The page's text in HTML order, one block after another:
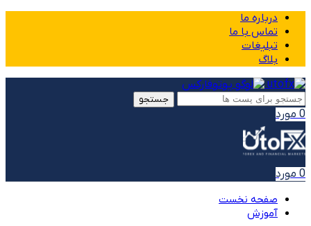
درباره ما
تماس با ما
تبلیغات
بلاگ
جستجو
0 مورد
0 مورد
صفحه نخست
آموزش